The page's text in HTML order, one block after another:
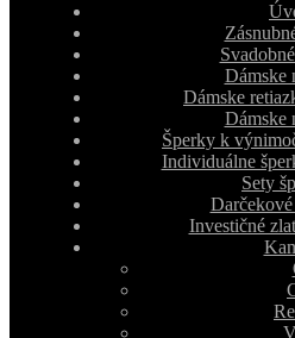
Dámske
Dámske
Dámske
Šperky k
Individuálne
Sety
Investičné